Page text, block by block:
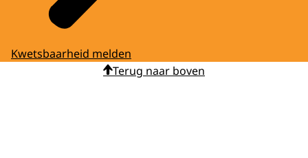
Kwetsbaarheid melden
Terug naar boven